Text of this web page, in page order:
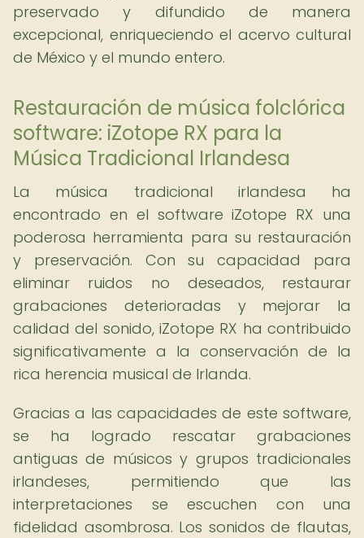
preservado y difundido de manera
excepcional, enriqueciendo el acervo cultural
de México y el mundo entero.
Restauración de música folclórica
software: iZotope RX para la
Música Tradicional Irlandesa
La música tradicional irlandesa ha
encontrado en el software iZotope RX una
poderosa herramienta para su restauración
y preservación. Con su capacidad para
eliminar ruidos no deseados, restaurar
grabaciones deterioradas y mejorar la
calidad del sonido, iZotope RX ha contribuido
significativamente a la conservación de la
rica herencia musical de Irlanda.
Gracias a las capacidades de este software,
se ha logrado rescatar grabaciones
antiguas de músicos y grupos tradicionales
irlandeses, permitiendo que las
interpretaciones se escuchen con una
fidelidad asombrosa. Los sonidos de flautas,